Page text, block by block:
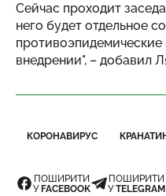
Сейчас проходит
него будет отдельное
внедрении", – добавил
КОРОНАВИРУС
ПОШИРИТИ
У FACEBOOK
ПОШИРИТИ
УTELEGRAM